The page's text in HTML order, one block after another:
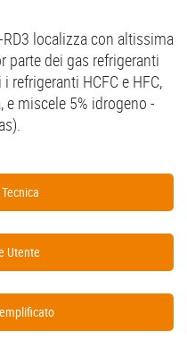
localizza con altissima
parte dei gas refrigeranti
HCFC e HFC,
e miscele 5% idrogeno -
Utente